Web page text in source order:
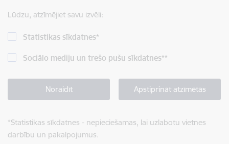
Lūdzu, atzīmējiet savu izvēli:
Statistikas sīkdatnes*
Sociālo mediju un trešo pušu sīkdatnes**
Noraidīt Apstiprināt atzīmētās
*Statistikas sīkdatnes - nepieciešamas, lai uzlabotu vietnes
darbību un pakalpojumus.